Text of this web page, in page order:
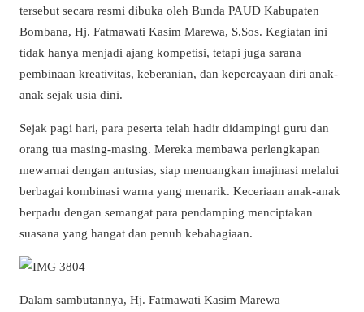
tersebut secara resmi dibuka oleh Bunda PAUD Kabupaten
Bombana, Hj. Fatmawati Kasim Marewa, S.Sos. Kegiatan ini
tidak hanya menjadi ajang kompetisi, tetapi juga sarana
pembinaan kreativitas, keberanian, dan kepercayaan diri anak-
anak sejak usia dini.
Sejak pagi hari, para peserta telah hadir didampingi guru dan
orang tua masing-masing. Mereka membawa perlengkapan
mewarnai dengan antusias, siap menuangkan imajinasi melalui
berbagai kombinasi warna yang menarik. Keceriaan anak-anak
berpadu dengan semangat para pendamping menciptakan
suasana yang hangat dan penuh kebahagiaan.
Dalam sambutannya, Hj. Fatmawati Kasim Marewa